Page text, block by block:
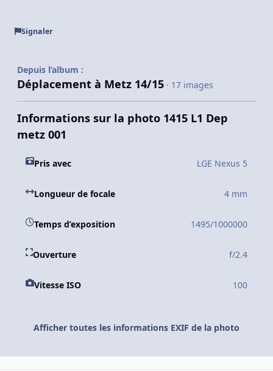
Signaler
Depuis l’album :
Déplacement à Metz 14/15 · 17 images
Informations sur la photo 1415 L1 Dep
metz 001
Pris avec LGE Nexus 5
Longueur de focale 4 mm
Temps d’exposition 1495/1000000
Ouverture f/2.4
Vitesse ISO 100
Afficher toutes les informations EXIF de la photo